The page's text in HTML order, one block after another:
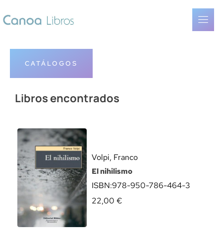
CATÁLOGOS
Libros encontrados
Volpi, Franco
El nihilismo
ISBN:978-950-786-464-3
22,00 €